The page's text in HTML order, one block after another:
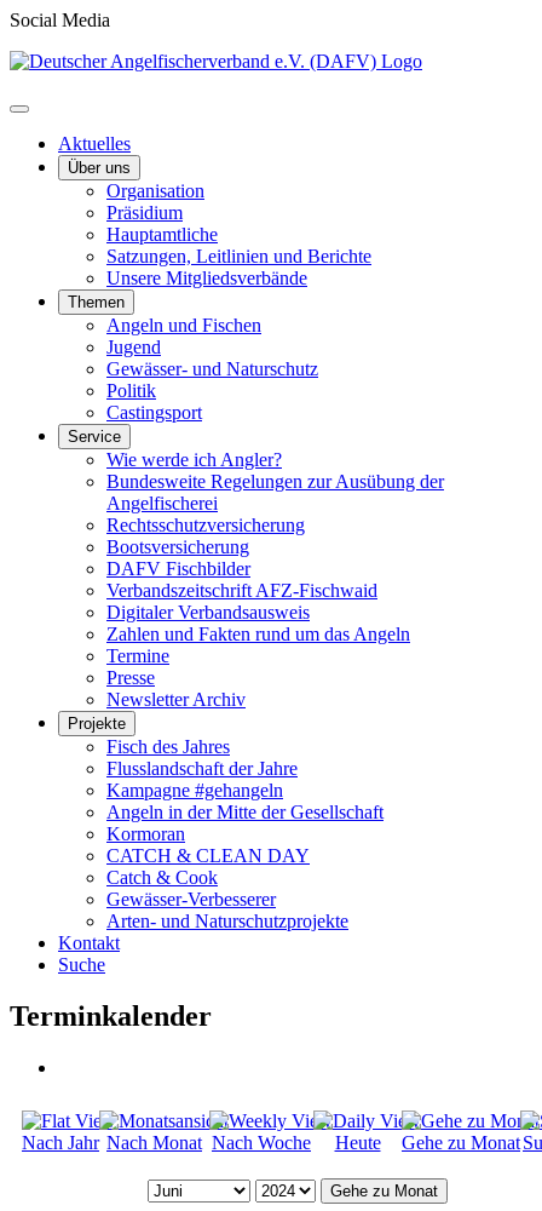
Social Media
Aktuelles
Über uns
Organisation
Präsidium
Hauptamtliche
Satzungen, Leitlinien und Berichte
Unsere Mitgliedsverbände
Themen
Angeln und Fischen
Jugend
Gewässer- und Naturschutz
Politik
Castingsport
Service
Wie werde ich Angler?
Bundesweite Regelungen zur Ausübung der
Angelfischerei
Rechtsschutzversicherung
Bootsversicherung
DAFV Fischbilder
Verbandszeitschrift AFZ-Fischwaid
Digitaler Verbandsausweis
Zahlen und Fakten rund um das Angeln
Termine
Presse
Newsletter Archiv
Projekte
Fisch des Jahres
Flusslandschaft der Jahre
Kampagne #gehangeln
Angeln in der Mitte der Gesellschaft
Kormoran
CATCH & CLEAN DAY
Catch & Cook
Gewässer-Verbesserer
Arten- und Naturschutzprojekte
Kontakt
Suche
Terminkalender
Nach Jahr Nach Monat Nach Woche Heute Gehe zu Monat
Gehe zu Monat